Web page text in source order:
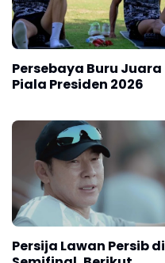
Persebaya Buru Juara
Piala Presiden 2026
Persija Lawan Persib di